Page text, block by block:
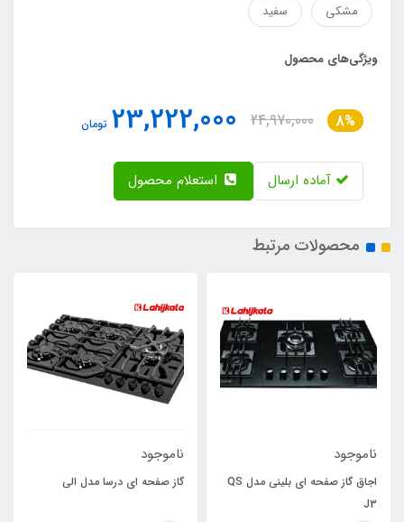
مشکی
سفید
ویژگی‌های محصول
8%
24,970,000
23,222,000 تومان
آماده ارسال
محصولات مرتبط
ناموجود
اجاق گاز صفحه ای بلینی مدل QS
J3
ناموجود
گاز صفحه ای درسا مدل الی